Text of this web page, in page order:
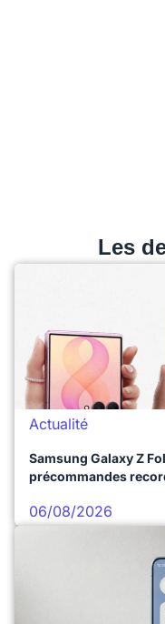
Les
Actualité
Samsung Galaxy Z
précommandes
06/08/2026